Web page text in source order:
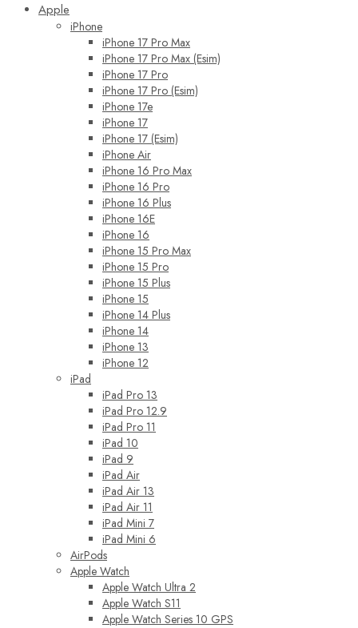
Apple
iPhone
iPhone 17 Pro Max
iPhone 17 Pro Max (Esim)
iPhone 17 Pro
iPhone 17 Pro (Esim)
iPhone 17e
iPhone 17
iPhone 17 (Esim)
iPhone Air
iPhone 16 Pro Max
iPhone 16 Pro
iPhone 16 Plus
iPhone 16E
iPhone 16
iPhone 15 Pro Max
iPhone 15 Pro
iPhone 15 Plus
iPhone 15
iPhone 14 Plus
iPhone 14
iPhone 13
iPhone 12
iPad
iPad Pro 13
iPad Pro 12.9
iPad Pro 11
iPad 10
iPad 9
iPad Air
iPad Air 13
iPad Air 11
iPad Mini 7
iPad Mini 6
AirPods
Apple Watch
Apple Watch Ultra 2
Apple Watch S11
Apple Watch Series 10 GPS